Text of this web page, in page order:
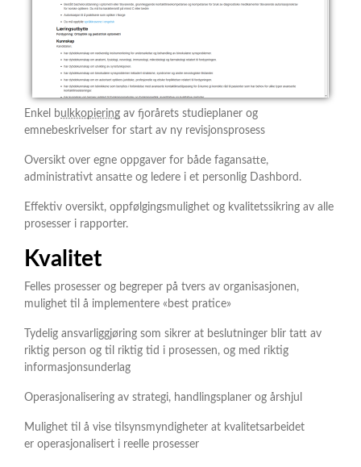
Enkel bulkkopiering av fjorårets studieplaner og
emnebeskrivelser for start av ny revisjonsprosess
Oversikt over egne oppgaver for både fagansatte,
administrativt ansatte og ledere i et personlig Dashbord.
Effektiv oversikt, oppfølgingsmulighet og kvalitetssikring av alle
prosesser i rapporter.
Kvalitet
Felles prosesser og begreper på tvers av organisasjonen,
mulighet til å implementere «best pratice»
Tydelig ansvarliggjøring som sikrer at beslutninger blir tatt av
riktig person og til riktig tid i prosessen, og med riktig
informasjonsunderlag
Operasjonalisering av strategi, handlingsplaner og årshjul
Mulighet til å vise tilsynsmyndigheter at kvalitetsarbeidet
er operasjonalisert i reelle prosesser